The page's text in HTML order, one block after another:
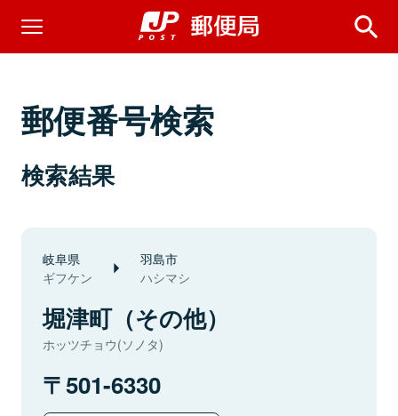
郵便番号検索
検索結果
岐阜県
ギフケン
羽島市
ハシマシ
堀津町（その他）
ホッツチョウ(ソノタ)
501-6330